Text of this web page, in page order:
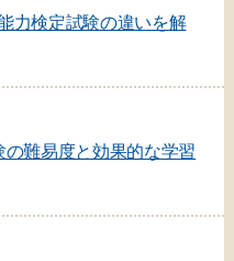
力検定試験の違いを解
の難易度と効果的な学習